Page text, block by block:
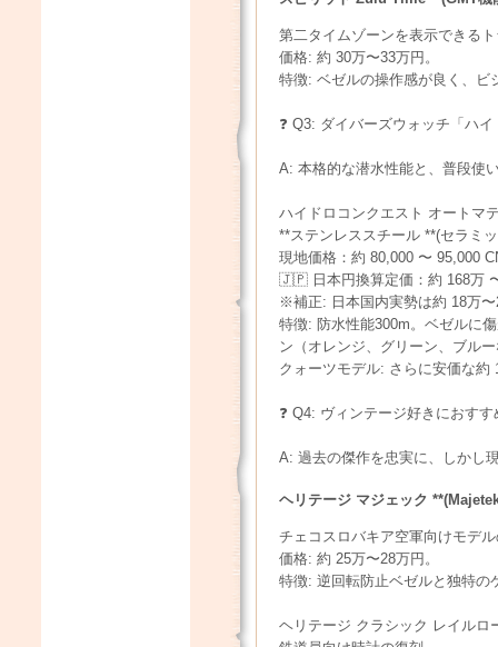
第二タイムゾーンを表示できる
価格: 約 30万〜33万円。
特徴: ベゼルの操作感が良く、ビ
❓ Q3: ダイバーズウォッチ「ハ
A: 本格的な潜水性能と、普段使
ハイドロコンクエスト オートマ
**ステンレススチール **(セラミ
現地価格：約 80,000 〜 95,000
🇯🇵 日本円換算定価：約 168万
※補正: 日本国内実勢は約 18万
特徴: 防水性能300m。ベゼルに
ン（オレンジ、グリーン、ブル
クォーツモデル: さらに安価な約
❓ Q4: ヴィンテージ好きにおす
A: 過去の傑作を忠実に、しかし
ヘリテージ マジェック
チェコスロバキア空軍向けモデ
価格: 約 25万〜28万円。
特徴: 逆回転防止ベゼルと独特の
ヘリテージ クラシック レイルロ